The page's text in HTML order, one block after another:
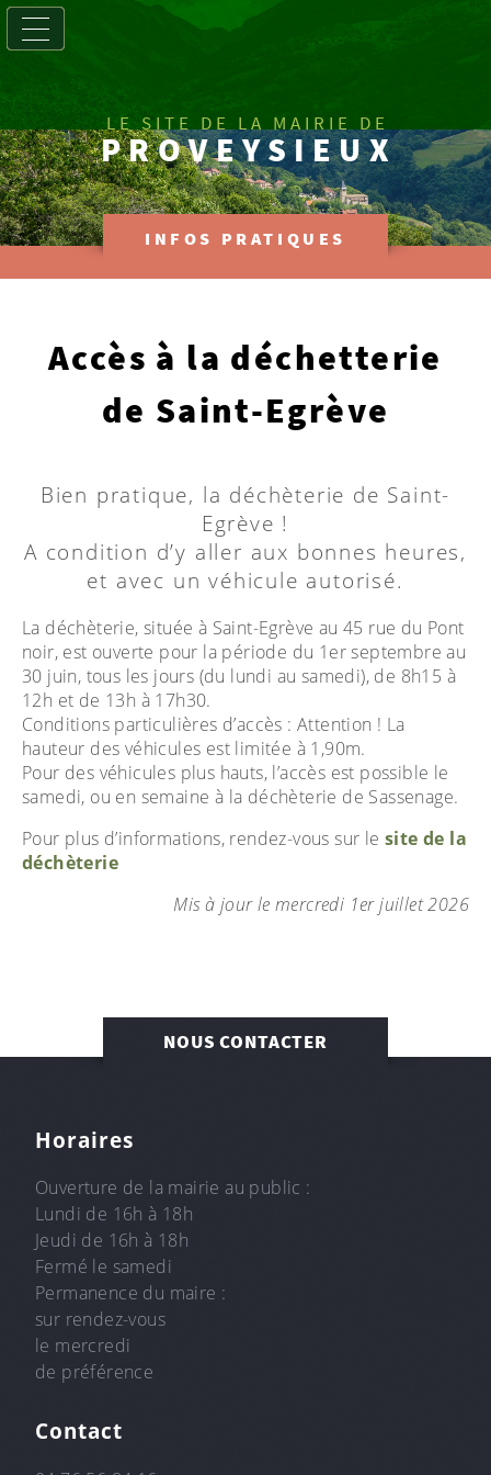
PROVEYSIEUX
LE SITE DE LA MAIRIE DE
INFOS PRATIQUES
Accès à la déchetterie
de Saint-Egrève
Bien pratique, la déchèterie de Saint-
Egrève !
A condition d’y aller aux bonnes heures,
et avec un véhicule autorisé.
La déchèterie, située à Saint-Egrève au 45 rue du Pont
noir, est ouverte pour la période du 1er septembre au
30 juin, tous les jours (du lundi au samedi), de 8h15 à
12h et de 13h à 17h30.
Conditions particulières d’accès : Attention ! La
hauteur des véhicules est limitée à 1,90m.
Pour des véhicules plus hauts, l’accès est possible le
samedi, ou en semaine à la déchèterie de Sassenage.
Pour plus d’informations, rendez-vous sur le site de la
déchèterie
Mis à jour le mercredi 1er juillet 2026
NOUS CONTACTER
Horaires
Ouverture de la mairie au public :
Lundi de 16h à 18h
Jeudi de 16h à 18h
Fermé le samedi
Permanence du maire :
sur rendez-vous
le mercredi
de préférence
Contact